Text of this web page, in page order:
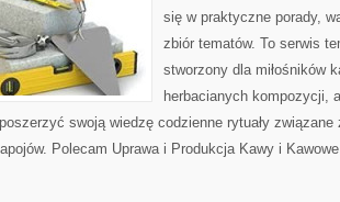
się w praktyczne porady,
zbiór tematów. To serwis
stworzony dla miłośników
herbacianych kompozycji,
swoją wiedzę codzienne rytuały związane
Polecam Uprawa i Produkcja Kawy i